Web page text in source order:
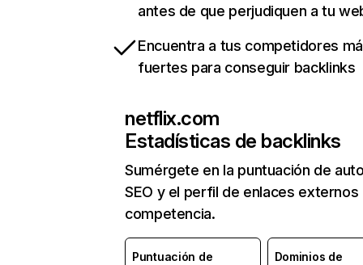
antes de que perjudiquen a tu
Encuentra a tus competidores
fuertes para conseguir backlinks
netflix.com
Estadísticas de backlinks
Sumérgete en la puntuación de
SEO y el perfil de enlaces externos
competencia.
Puntuación de
Dominios de